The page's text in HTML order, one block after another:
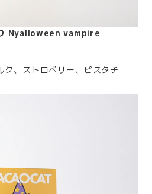
Nyalloween vampire
ク、ストロベリー、ピスタチ